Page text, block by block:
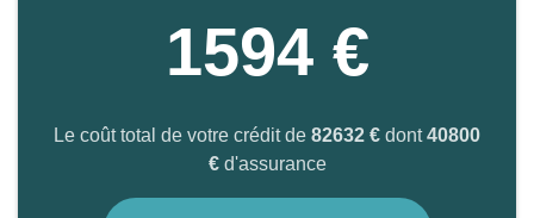
1594 €
Le coût total de votre crédit de 82632 € dont40800
€d'assurance